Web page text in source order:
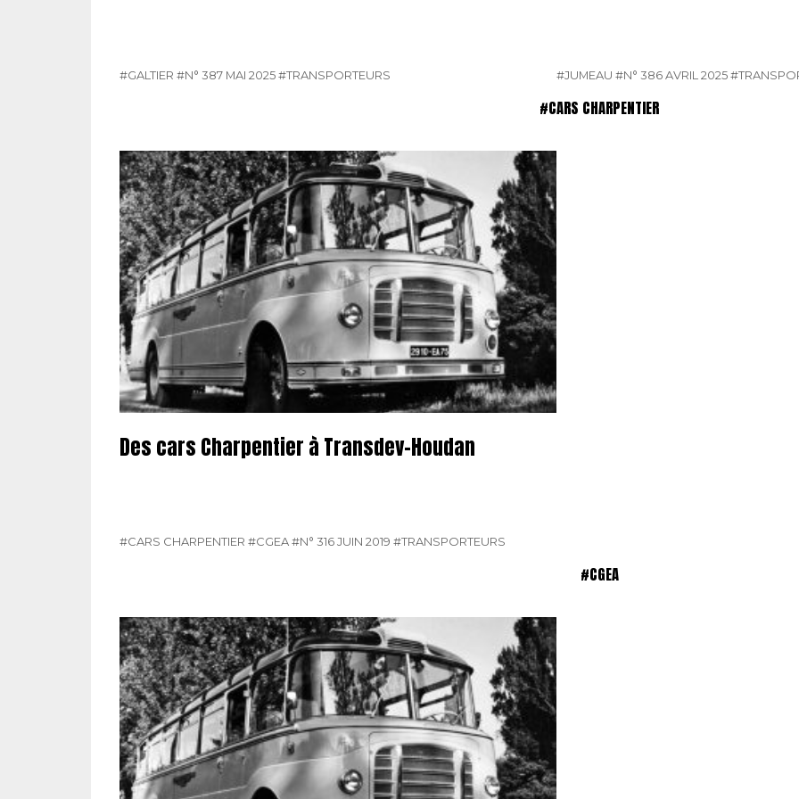
#GALTIER #N° 387 MAI 2025#TRANSPORTEURS #JUMEAU #N° 386 AVRIL 2025
#CARS CHARPENTIER
Des cars Charpentier à Transdev-Houdan
#CARS CHARPENTIER #CGEA#N° 316 JUIN 2019 #TRANSPORTEURS
#CGEA